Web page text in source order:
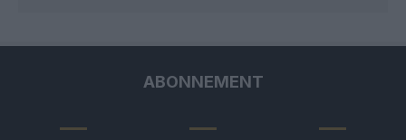
ABONNEMENT